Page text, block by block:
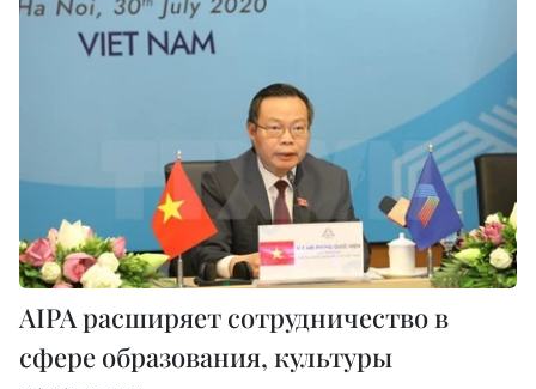
AIPA расширяет сотрудничество в
сфере образования, культуры